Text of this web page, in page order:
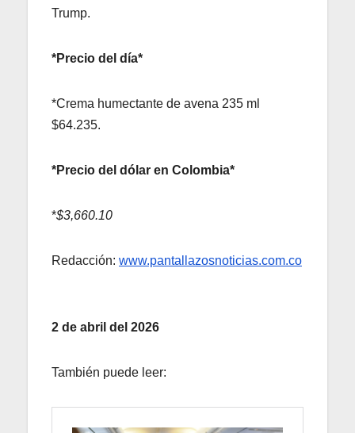
Trump.
*Precio del día*
*Crema humectante de avena 235 ml
$64.235.
*Precio del dólar en Colombia*
*$3,660.10
Redacción: www.pantallazosnoticias.com.co
2 de abril del 2026
También puede leer: